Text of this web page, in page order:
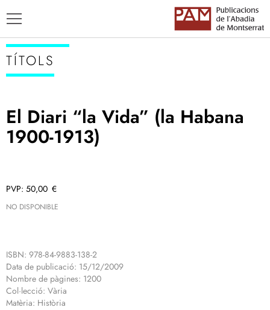
TÍTOLS
TÍTOLS
El Diari “la Vida” (la Habana
1900-1913)
50,00 €
NO DISPONIBLE
ISBN: 978-84-9883-138-2
Data de publicació: 15/12/2009
Nombre de pàgines: 1200
Col·lecció: Vària
Matèria: Història